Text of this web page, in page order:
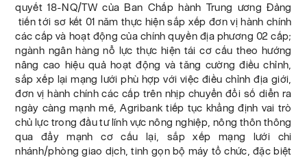
quyết 18-NQ/TW của Ban Chấp hành Trung ương Đảng
tiến tới sơ kết 01 năm thực hiện sắp xếp đơn vị hành chính
các cấp và hoạt động của chính quyền địa phương 02 cấp;
ngành ngân hàng nỗ lực thực hiện tái cơ cấu theo hướng
nâng cao hiệu quả hoạt động và tăng cường điều chỉnh,
sắp xếp lại mạng lưới phù hợp với việc điều chỉnh địa giới,
đơn vị hành chính các cấp trên nhịp chuyển đổi số diễn ra
ngày càng mạnh mẽ, Agribank tiếp tục khẳng định vai trò
chủ lực trong đầu tư lĩnh vực nông nghiệp, nông thôn thông
qua đẩy mạnh cơ cấu lại, sắp xếp mạng lưới chi
nhánh/phòng giao dịch, tinh gọn bộ máy tổ chức, đặc biệt